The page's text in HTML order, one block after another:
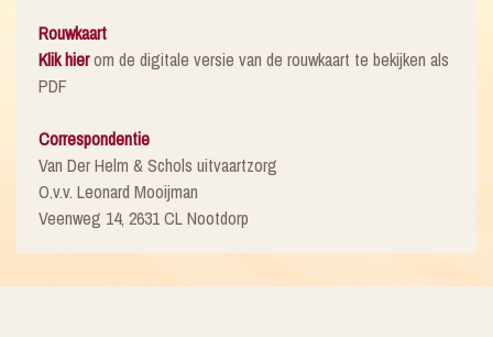
Rouwkaart
Klik hierom de digitale versie van de rouwkaart te bekijken als
PDF
Correspondentie
Van Der Helm & Schols uitvaartzorg
O.v.v. Leonard Mooijman
Veenweg 14, 2631 CL Nootdorp